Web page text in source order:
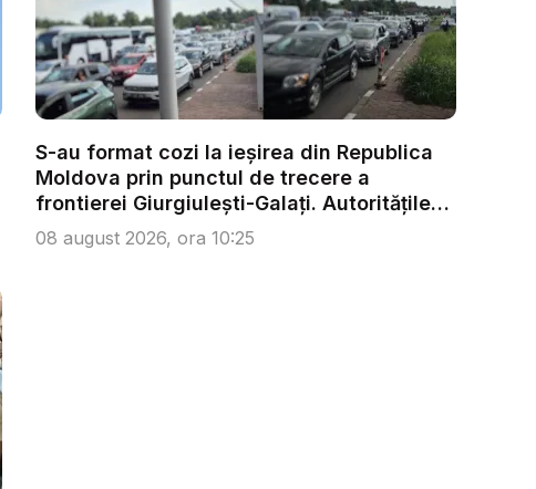
S-au format cozi la ieșirea din Republica
Moldova prin punctul de trecere a
frontierei Giurgiulești-Galați. Autoritățile
r...
08 august 2026, ora 10:25